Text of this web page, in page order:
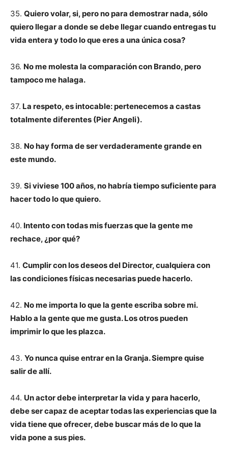
35. Quiero volar, si, pero no para demostrar nada, sólo
quiero llegar a donde se debe llegar cuando entregas tu
vida entera y todo lo que eres a una única cosa?
36. No me molesta la comparación con Brando, pero
tampoco me halaga.
37. La respeto, es intocable: pertenecemos a castas
totalmente diferentes (Pier Angeli).
38. No hay forma de ser verdaderamente grande en
este mundo.
39. Si viviese 100 años, no habría tiempo suficiente para
hacer todo lo que quiero.
40. Intento con todas mis fuerzas que la gente me
rechace, ¿por qué?
41. Cumplir con los deseos del Director, cualquiera con
las condiciones físicas necesarias puede hacerlo.
42. No me importa lo que la gente escriba sobre mi.
Hablo a la gente que me gusta. Los otros pueden
imprimir lo que les plazca.
43. Yo nunca quise entrar en la Granja. Siempre quise
salir de allí.
44. Un actor debe interpretar la vida y para hacerlo,
debe ser capaz de aceptar todas las experiencias que la
vida tiene que ofrecer, debe buscar más de lo que la
vida pone a sus pies.